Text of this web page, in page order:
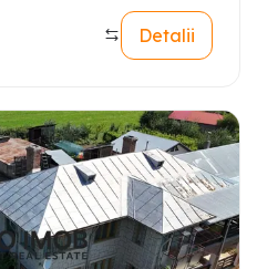
Detalii